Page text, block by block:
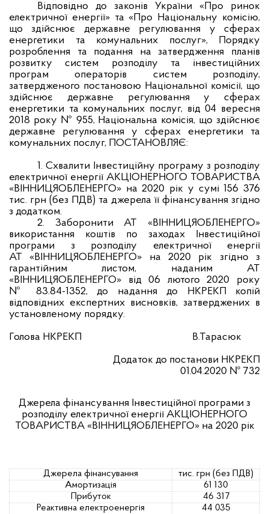
Відповідно до законів України «Про ринок
електричної енергії» та «Про Національну комісію,
що здійснює державне регулювання у сферах
енергетики та комунальних послуг», Порядку
розроблення та подання на затвердження планів
розвитку систем розподілу та інвестиційних
програм операторів систем розподілу,
затвердженого постановою Національної комісії, що
здійснює державне регулювання у сферах
енергетики та комунальних послуг, від 04 вересня
2018 року № 955, Національна комісія, що здійснює
державне регулювання у сферах енергетики та
комунальних послуг, ПОСТАНОВЛЯЄ:
1. Схвалити Інвестиційну програму з розподілу
електричної енергії АКЦІОНЕРНОГО ТОВАРИСТВА
«ВІННИЦЯОБЛЕНЕРГО» на 2020 рік у сумі 156 376
тис. грн (без ПДВ) та джерела її фінансування згідно
з додатком.
2. Заборонити АТ «ВІННИЦЯОБЛЕНЕРГО»
використання коштів по заходах Інвестиційної
програми з розподілу електричної енергії
АТ «ВІННИЦЯОБЛЕНЕРГО» на 2020 рік згідно з
гарантійним листом, наданим АТ
«ВІННИЦЯОБЛЕНЕРГО» від 06 лютого 2020 року
№ 83.84-1352, до надання до НКРЕКП копій
відповідних експертних висновків, затверджених в
установленому порядку.
Голова НКРЕКП В.Тарасюк
Додаток до постанови НКРЕКП
01.04.2020 № 732
Джерела фінансування Інвестиційної програми з
розподілу електричної енергії АКЦІОНЕРНОГО
ТОВАРИСТВА «ВІННИЦЯОБЛЕНЕРГО» на 2020 рік
Джерела фінансування
тис. грн (без ПДВ)
Амортизація
61 130
Прибуток
46 317
Реактивна електроенергія
44 035